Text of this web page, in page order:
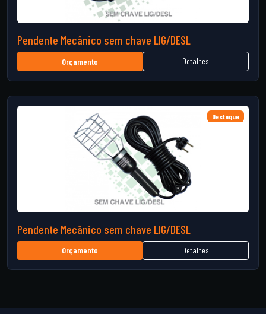
Pendente Mecânico sem chave LIG/DESL
Orçamento Detalhes
Destaque
Pendente Mecânico sem chave LIG/DESL
Orçamento Detalhes